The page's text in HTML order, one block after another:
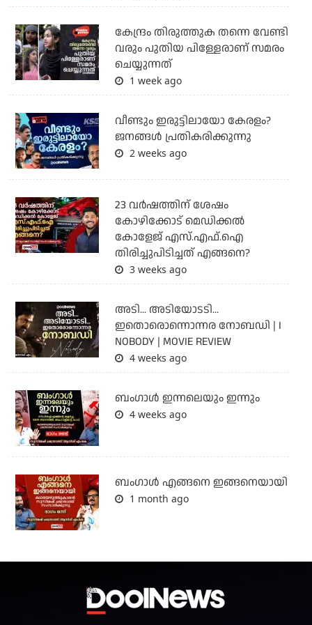
കേന്ദ്രം തിരുത്തുക തന്നെ വേണ്ടി
വരും പുതിയ പിള്ളേരാണ് സമരം
ചെയ്യുന്നത്
1 week ago
വീണ്ടും ഇരുട്ടിലായോ കേരളം?
ജനങ്ങൾ പ്രതികരിക്കുന്നു
2 weeks ago
23 വർഷത്തിന് ശേഷം
കോഴിക്കോട് മെഡിക്കൽ
കോളേജ് എസ്.എഫ്.ഐ
തിരിച്ചുപിടിച്ചത് എങ്ങനെ?
3 weeks ago
അടി... അടിയോടടി...
ഇതൊരൊന്നൊന്നര നോബഡി | I
NOBODY | MOVIE REVIEW
4 weeks ago
ബംഗാള്‍ ഇന്നലെയും ഇന്നും
4 weeks ago
ബം​ഗാൾ എങ്ങനെ ഇങ്ങനെയായി
1 month ago